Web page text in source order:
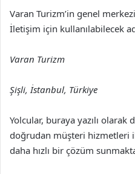
Varan Turizm’in genel
İletişim için kullanılabilecek
Varan Turizm
Şişli, İstanbul, Türkiye
Yolcular, buraya yazılı olarak
doğrudan müşteri hizmetleri
daha hızlı bir çözüm